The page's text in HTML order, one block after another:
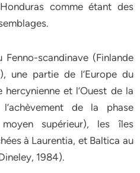
comme étant des
scandinave (Finlande
une partie de l’Europe du
et l’Ouest de la
de la phase
moyen supérieur), les îles
à Laurentia, et Baltica au
1984).